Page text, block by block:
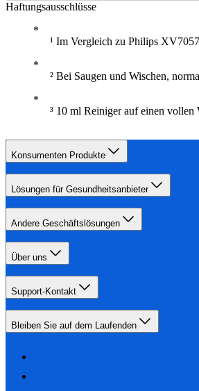
Haftungsausschlüsse
¹ Im Vergleich zu Philips XV7057
² Bei Saugen und Wischen,
³ 10 ml Reiniger auf einen vollen
Konsumenten Produkte
Lösungen für Gesundheitsanbieter
Andere Geschäftslösungen
Über uns
Support-Kontakt
Bleiben Sie auf dem Laufenden